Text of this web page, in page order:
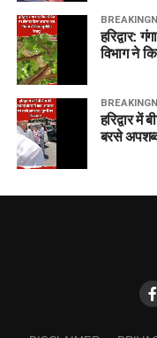
हरिद्वार:
विभाग ने
हरिद्वार
बरसे